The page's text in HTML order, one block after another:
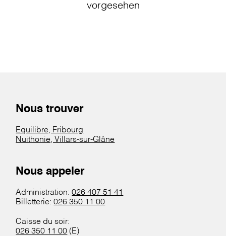
vorgesehen
Nous trouver
Equilibre, Fribourg
Nuithonie, Villars-sur-Glâne
Nous appeler
Administration:026 407 51 41
Billetterie:026 350 11 00
Caisse du soir:
026 350 11 00 (E)